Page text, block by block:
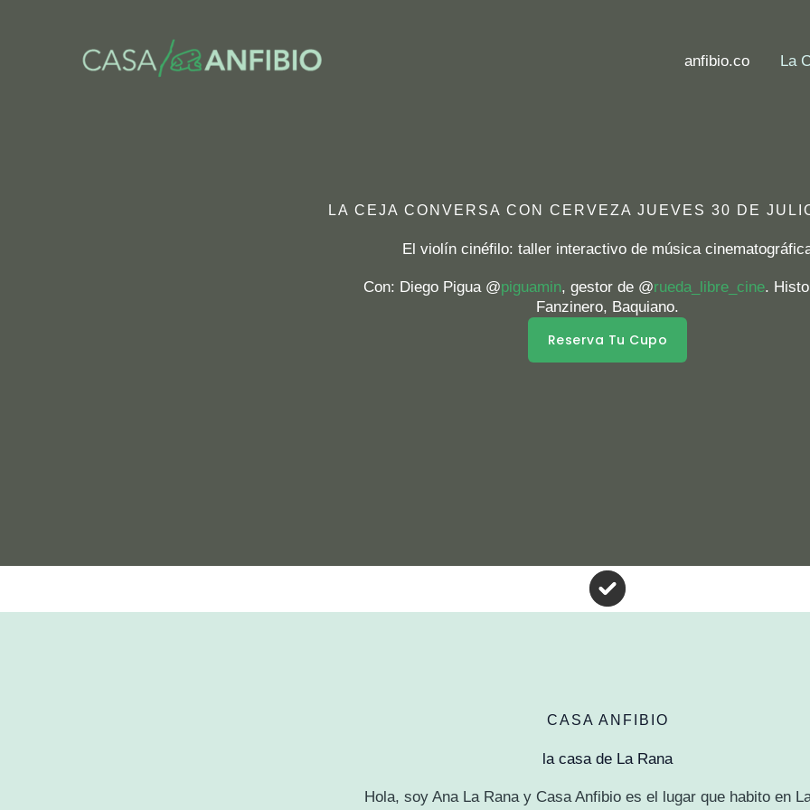
anfibio.co La
LA CEJA CONVERSA CON CERVEZA JUEVES 30 DE
El violín cinéfilo: taller interactivo de música
Con: Diego Pigua @piguamin, gestor de @rueda_libre_cine.
Fanzinero, Baquiano.
Reserva Tu Cupo
CASA ANFIBIO
la casa de La Rana
Hola, soy Ana La Rana y Casa Anfibio es el lugar que habito en